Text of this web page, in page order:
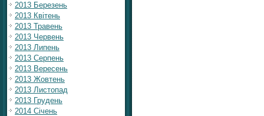
2013 Березень
2013 Квітень
2013 Травень
2013 Червень
2013 Липень
2013 Серпень
2013 Вересень
2013 Жовтень
2013 Листопад
2013 Грудень
2014 Січень